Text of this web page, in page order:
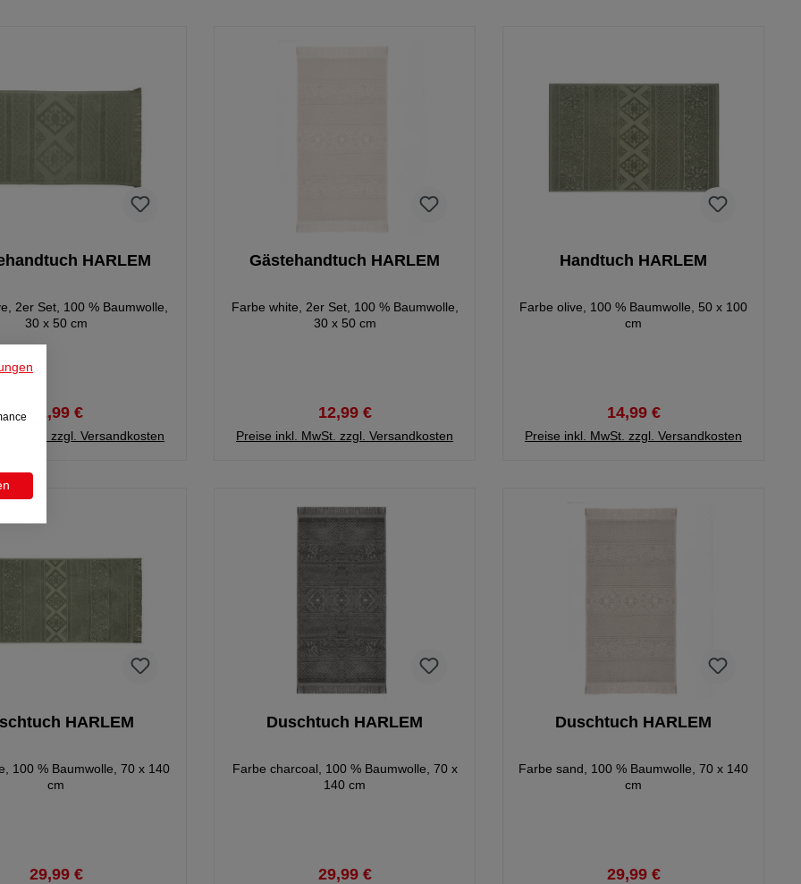
HARLEM
2er Set, 100 % Baumwolle,
30 x 50 cm
12,99 €
MwSt. zzgl. Versandkosten
Gästehandtuch HARLEM
Farbe white, 2er Set, 100 % Baumwolle,
30 x 50 cm
12,99 €
Preise inkl. MwSt. zzgl. Versandkosten
Handtuch HARLEM
Farbe olive, 100 % Baumwolle, 50 x 100
cm
14,99 €
Preise inkl. MwSt. zzgl. Versandkosten
HARLEM
100 % Baumwolle, 70 x 140
cm
29,99 €
Duschtuch HARLEM
Farbe charcoal, 100 % Baumwolle, 70 x
140 cm
29,99 €
Duschtuch HARLEM
Farbe sand, 100 % Baumwolle, 70 x 140
cm
29,99 €